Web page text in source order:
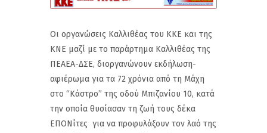
Οι οργανώσεις Καλλιθέας του ΚΚΕ και της
ΚΝΕ μαζί με το παράρτημα Καλλιθέας της
ΠΕΑΕΑ-ΔΣΕ, διοργανώνουν εκδήλωση-
αφιέρωμα για τα 72 χρόνια από τη Μάχη
στο “Κάστρο” της οδού Μπιζανίου 10, κατά
την οποία θυσίασαν τη ζωή τους δέκα
ΕΠΟΝίτες για να προφυλάξουν τον λαό της